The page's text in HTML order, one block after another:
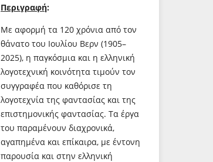
Περιγραφή:
Με αφορμή τα 120 χρόνια από τον
θάνατο του Ιουλίου Βερν (1905–
2025), η παγκόσμια και η ελληνική
λογοτεχνική κοινότητα τιμούν τον
συγγραφέα που καθόρισε τη
λογοτεχνία της φαντασίας και της
επιστημονικής φαντασίας. Τα έργα
του παραμένουν διαχρονικά,
αγαπημένα και επίκαιρα, με έντονη
παρουσία και στην ελληνική